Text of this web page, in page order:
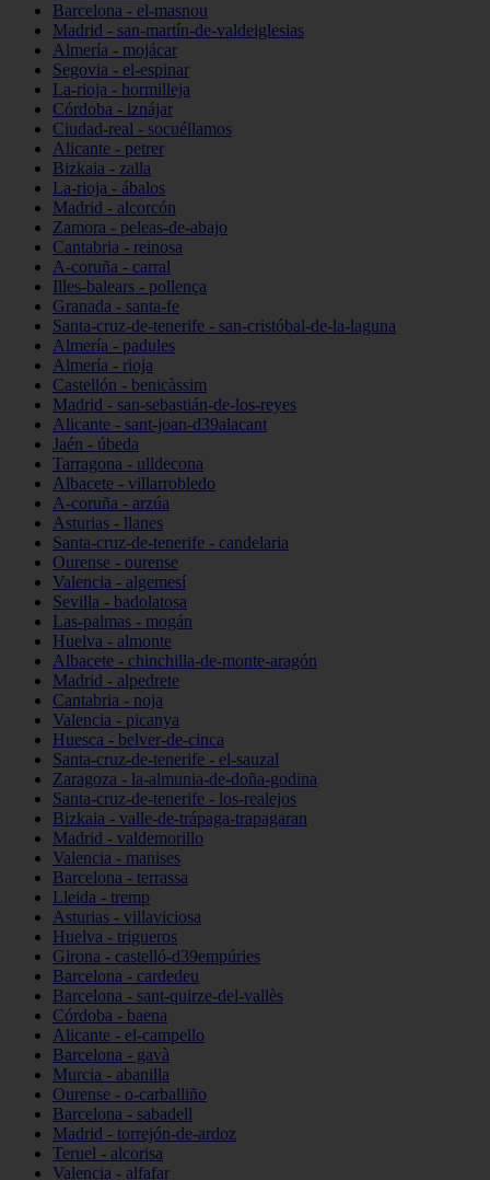
Barcelona - el-masnou
Madrid - san-martín-de-valdeiglesias
Almería - mojácar
Segovia - el-espinar
La-rioja - hormilleja
Córdoba - iznájar
Ciudad-real - socuéllamos
Alicante - petrer
Bizkaia - zalla
La-rioja - ábalos
Madrid - alcorcón
Zamora - peleas-de-abajo
Cantabria - reinosa
A-coruña - carral
Illes-balears - pollença
Granada - santa-fe
Santa-cruz-de-tenerife - san-cristóbal-de-la-laguna
Almería - padules
Almería - rioja
Castellón - benicàssim
Madrid - san-sebastián-de-los-reyes
Alicante - sant-joan-d39alacant
Jaén - úbeda
Tarragona - ulldecona
Albacete - villarrobledo
A-coruña - arzúa
Asturias - llanes
Santa-cruz-de-tenerife - candelaria
Ourense - ourense
Valencia - algemesí
Sevilla - badolatosa
Las-palmas - mogán
Huelva - almonte
Albacete - chinchilla-de-monte-aragón
Madrid - alpedrete
Cantabria - noja
Valencia - picanya
Huesca - belver-de-cinca
Santa-cruz-de-tenerife - el-sauzal
Zaragoza - la-almunia-de-doña-godina
Santa-cruz-de-tenerife - los-realejos
Bizkaia - valle-de-trápaga-trapagaran
Madrid - valdemorillo
Valencia - manises
Barcelona - terrassa
Lleida - tremp
Asturias - villaviciosa
Huelva - trigueros
Girona - castelló-d39empúries
Barcelona - cardedeu
Barcelona - sant-quirze-del-vallès
Córdoba - baena
Alicante - el-campello
Barcelona - gavà
Murcia - abanilla
Ourense - o-carballiño
Barcelona - sabadell
Madrid - torrejón-de-ardoz
Teruel - alcorisa
Valencia - alfafar